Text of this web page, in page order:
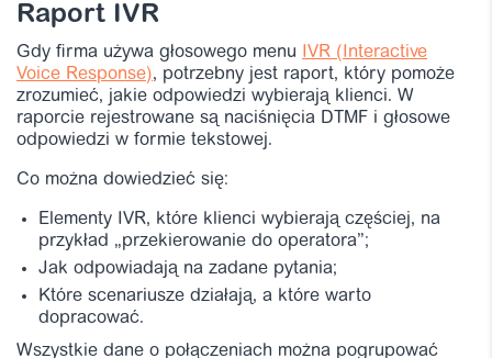
Raport IVR
Gdy firma używa głosowego menu IVR (Interactive
Voice Response), potrzebny jest raport, który pomoże
zrozumieć, jakie odpowiedzi wybierają klienci. W
raporcie rejestrowane są naciśnięcia DTMF i głosowe
odpowiedzi w formie tekstowej.
Co można dowiedzieć się:
Elementy IVR, które klienci wybierają częściej, na
przykład „przekierowanie do operatora”;
Jak odpowiadają na zadane pytania;
Które scenariusze działają, a które warto
dopracować.
Wszystkie dane o połączeniach można pogrupować